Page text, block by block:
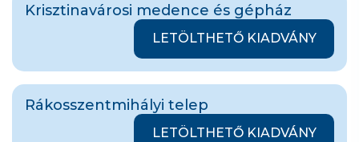
Krisztinavárosi medence és gépház
LETÖLTHETŐ KIADVÁNY
Rákosszentmihályi telep
LETÖLTHETŐ KIADVÁNY